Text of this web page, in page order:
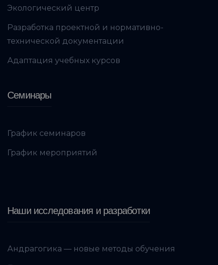
Экологический центр
Разработка проектной и нормативно-
технической документации
Адаптация учебных курсов
Семинары
График семинаров
График мероприятий
Наши исследования и разработки
Андрагогика — новые методы обучения